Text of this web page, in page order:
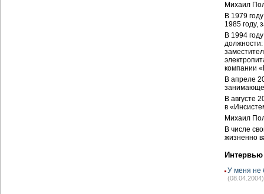
Михаил
В 1979
1985 году,
В 1994
должности:
компании
В апреле
В августе
в
Михаил
В числе
жизненно
Интервью
У меня не
(08.04.2004)